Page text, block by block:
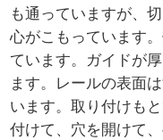
も通っていますが、
心がこもっています
ています。ガイドが
ます。レールの表面
います。取り付けも
付けて、穴を開けて